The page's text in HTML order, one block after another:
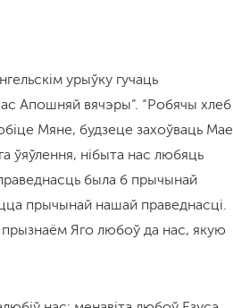
урыўку гучаць
Апошняй вячэры”. “Робячы хлеб
Мяне, будзеце захоўваць Мае
ўяўлення, нібыта нас любяць
была б прычынай
прычынай нашай праведнасці.
прызнаём Яго любоў да нас, якую